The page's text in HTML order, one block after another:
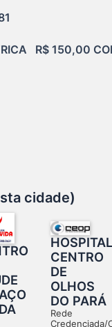
R$ 150,00
cidade)
HOSPITAL
CENTRO
DE
OLHOS
DO PARÁ
Rede
Credenciada/